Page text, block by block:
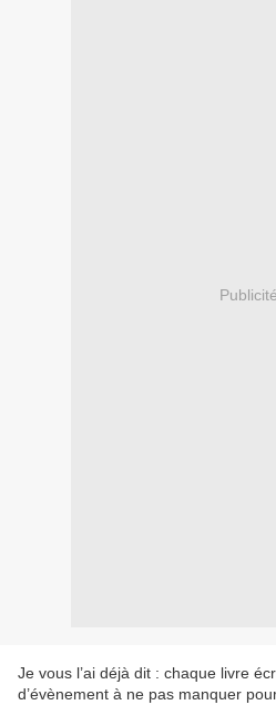
Publicité
Je vous l’ai déjà dit : chaque livre
d’évènement à ne pas manquer